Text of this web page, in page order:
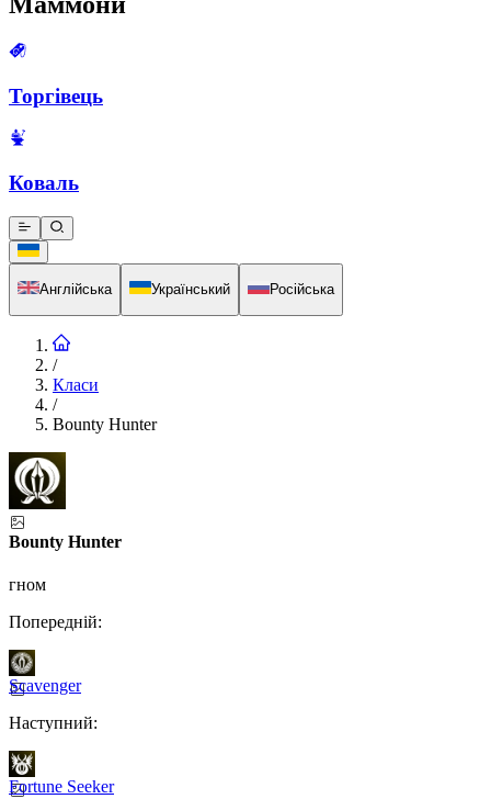
Торгівець
Коваль
Англійська Український Російська
/
Класи
/
Bounty Hunter
Bounty Hunter
гном
Попередній:
Scavenger
Наступний:
Fortune Seeker